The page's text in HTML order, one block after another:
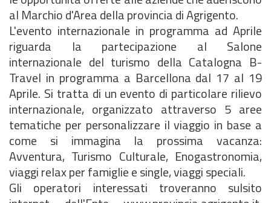
al Marchio d'Area della provincia di Agrigento.
L'evento internazionale in programma ad Aprile
riguarda la partecipazione al Salone
internazionale del turismo della Catalogna B-
Travel in programma a Barcellona dal 17 al 19
Aprile. Si tratta di un evento di particolare rilievo
internazionale, organizzato attraverso 5 aree
tematiche per personalizzare il viaggio in base a
come si immagina la prossima vacanza:
Avventura, Turismo Culturale, Enogastronomia,
viaggi relax per famiglie e single, viaggi speciali.
Gli operatori interessati troveranno sulsito